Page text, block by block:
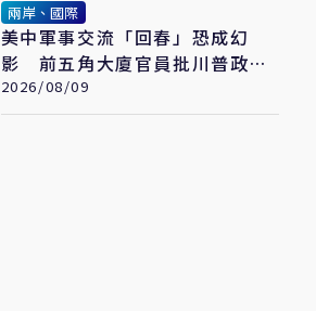
兩岸、國際
美中軍事交流「回春」恐成幻
影 前五角大廈官員批川普政府
宣傳大於實質
2026/08/09